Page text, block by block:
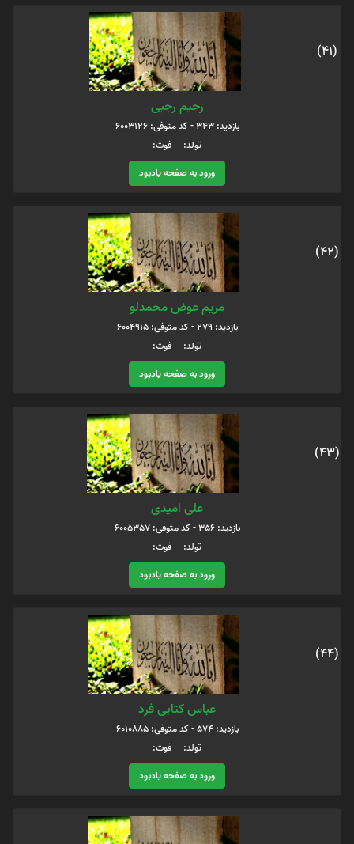
(41)
رحیم رجبی
بازدید: 343 - کد متوفی: 6003126
تولد: فوت:
ورود به صفحه یادبود
(42)
مريم عوض محمدلو
بازدید: 279 - کد متوفی: 6004915
تولد: فوت:
ورود به صفحه یادبود
(43)
علی امیدی
بازدید: 356 - کد متوفی: 6005357
تولد: فوت:
ورود به صفحه یادبود
(44)
عباس کتابی فرد
بازدید: 574 - کد متوفی: 6010885
تولد: فوت:
ورود به صفحه یادبود